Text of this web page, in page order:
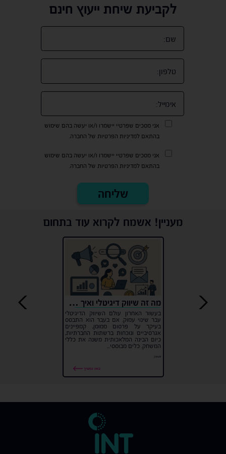
לקביעת שיחת ייעוץ חינם
אני מסכים שפרטיי יישמרו ו/או יעשה בהם שימוש
בהתאם למדיניות הפרטיות של החברה.
אני מסכים שפרטיי יישמרו ו/או יעשה בהם שימוש
בהתאם למדיניות הפרטיות של החברה.
מעניין! אשמח לקרוא עוד בתחום
מה זה שיווק דיגיטלי ואיך הוא משתלב בעידן ה-AI?
בעשור האחרון עולם השיווק הדיגיטלי
עבר שינוי עמוק. אם בעבר הוא התבסס
בעיקר על פרסום ממומן, קמפיינים
אגרסיביים ונוכחות ברשתות החברתיות,
כיום הבינה המלאכותית משנה את כללי
המשחק. כלים מבוססי...
#שיווק
בואו נמשיך